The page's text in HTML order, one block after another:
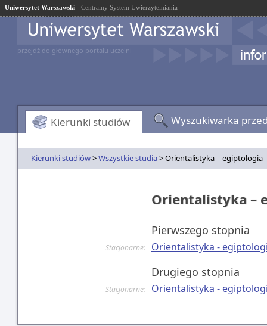
Uniwersytet Warszawski - Centralny System Uwierzytelniania
przejdź do głównego portalu uczelni
Kierunki studiów Wyszukiwarka
Kierunki studiów>Wszystkie studia> Orientalistyka – egiptologia
Orientalistyka –
Pierwszego stopnia
Stacjonarne: Orientalistyka -
Drugiego stopnia
Stacjonarne: Orientalistyka -